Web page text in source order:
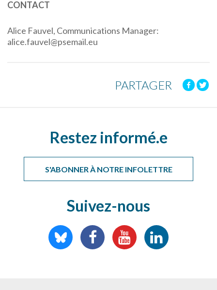
CONTACT
Alice Fauvel, Communications Manager:
alice.fauvel@psemail.eu
PARTAGER
Restez informé.e
S'ABONNER À NOTRE INFOLETTRE
Suivez-nous